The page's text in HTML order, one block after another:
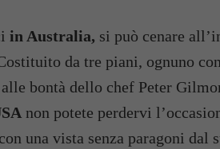
in Australia, si può cenare
da tre piani, ognuno
alle bontà dello chef Peter
non potete perdervi
con una vista senza paragoni